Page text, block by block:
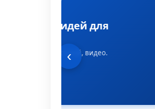
Генератор идей для
Темы для постов, статей, видео.
‹